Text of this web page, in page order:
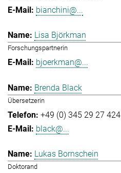
bianchini@...
Lisa Björkman
Forschungspartnerin
bjoerkman@...
Brenda Black
Übersetzerin
+49 (0) 345 29 27 424
black@...
Lukas Bornschein
Doktorand